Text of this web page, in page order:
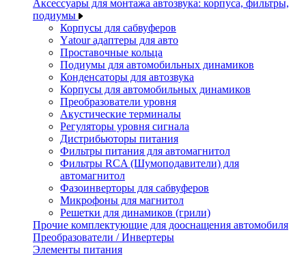
Аксессуары для монтажа автозвука: корпуса, фильтры,
подиумы
Корпусы для сабвуферов
Yаtour адаптеры для авто
Проставочные кольца
Подиумы для автомобильных динамиков
Конденсаторы для автозвука
Корпусы для автомобильных динамиков
Преобразователи уровня
Акустические терминалы
Регуляторы уровня сигнала
Дистрибьюторы питания
Фильтры питания для автомагнитол
Фильтры RCA (Шумоподавители) для
автомагнитол
Фазоинверторы для сабвуферов
Микрофоны для магнитол
Решетки для динамиков (грили)
Прочие комплектующие для дооснащения автомобиля
Преобразователи / Инвертеры
Элементы питания